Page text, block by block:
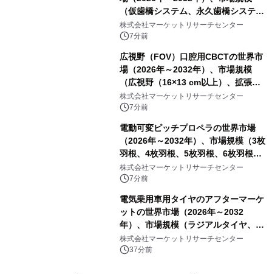
（仮歯橋システム、永久歯橋システ
ム）・分析レポートを発表
株式会社マーケットリサーチセンター
7分前
広視野（FOV）口腔用CBCTの世界市
場（2026年～2032年）、市場規模
（広視野（16×13 cm以上）、拡張広
視野（18×16 cm以上）、超広視野
（24×19 cm以上））・分析レポート
株式会社マーケットリサーチセンター
7分前
電動可変ピッチプロペラの世界市場
（2026年～2032年）、市場規模（3枚
羽根、4枚羽根、5枚羽根、6枚羽根、
その他）・分析レポートを発表
株式会社マーケットリサーチセンター
7分前
電気乗用車用タイヤのアフターマーケ
ットの世界市場（2026年～2032
年）、市場規模（ラジアルタイヤ、サ
イドウォール補強タイヤ、その他）・
分析レポートを発表
株式会社マーケットリサーチセンター
37分前